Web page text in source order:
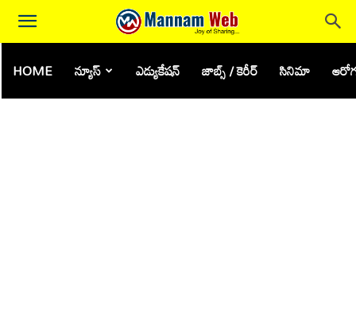
HOME న్యూస్ ఎడ్యుకేషన్ జాబ్స్ / కెరీర్ సినిమా